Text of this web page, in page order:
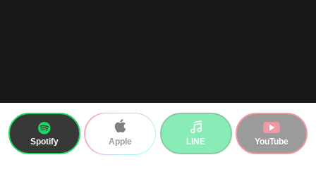
Spotify Apple LINE YouTube